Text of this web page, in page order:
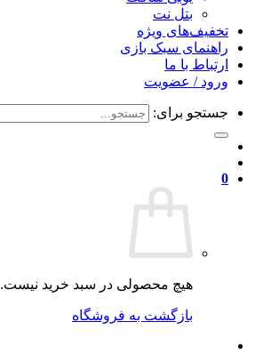
بتل نت
تخفیف‌های ویژه
راهنمای سبک بازی
ارتباط با ما
ورود / عضویت
جستجو برای:
0
هیچ محصولی در سبد خرید نیست.
بازگشت به فروشگاه